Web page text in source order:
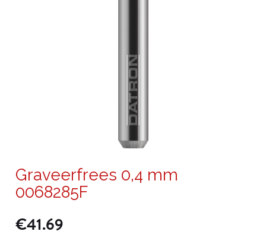
Graveerfrees 0,4 mm
0068285F
€41.69